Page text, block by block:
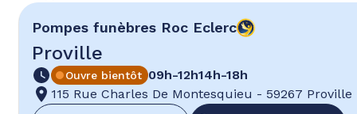
Pompes funèbres Roc Eclerc
Proville
Ouvre bientôt 09h-12h14h-18h
115 Rue Charles De Montesquieu - 59267 Proville